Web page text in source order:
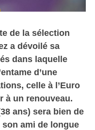
de la sélection
a dévoilé sa
dans laquelle
d’une
celle à l’Euro
à un renouveau.
ans) sera bien de
ami de longue